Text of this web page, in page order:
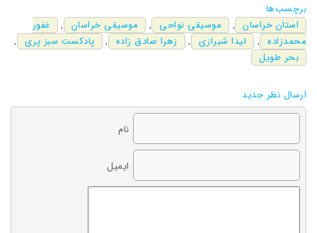
برچسب‌ها
استان خراسان , موسیقی نواحی , موسیقی خراسان ,
غفور
محمدزاده , لیدا شیرازی , زهرا صادق زاده , پادکست سبز پری
,
بحر طویل
ارسال نظر جدید
نام
ایمیل